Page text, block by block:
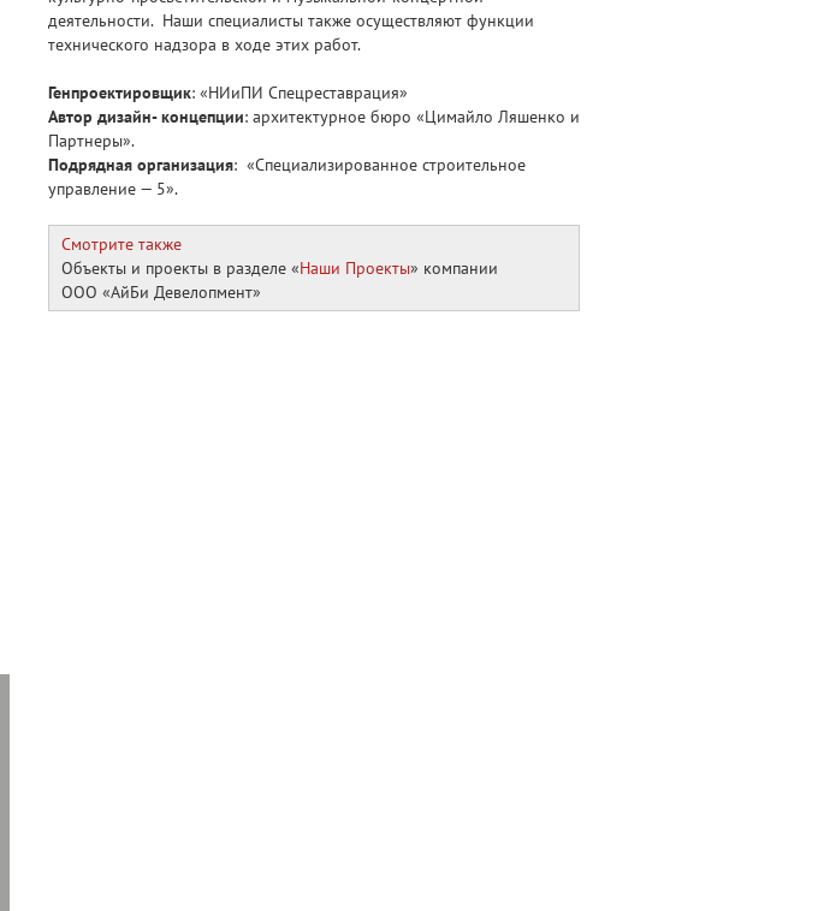
деятельности. Наши специалисты также осуществляют функции
технического надзора в ходе этих работ.
Генпроектировщик: «НИиПИ Спецреставрация»
Автор дизайн- концепции: архитектурное бюро «Цимайло Ляшенко и
Партнеры».
Подрядная организация: «Специализированное строительное
управление — 5».
Смотрите также
Объекты и проекты в разделе «Наши Проекты» компании
ООО «АйБи Девелопмент»